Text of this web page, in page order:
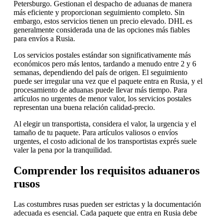
Petersburgo. Gestionan el despacho de aduanas de manera
más eficiente y proporcionan seguimiento completo. Sin
embargo, estos servicios tienen un precio elevado. DHL es
generalmente considerada una de las opciones más fiables
para envíos a Rusia.
Los servicios postales estándar son significativamente más
económicos pero más lentos, tardando a menudo entre 2 y 6
semanas, dependiendo del país de origen. El seguimiento
puede ser irregular una vez que el paquete entra en Rusia, y el
procesamiento de aduanas puede llevar más tiempo. Para
artículos no urgentes de menor valor, los servicios postales
representan una buena relación calidad-precio.
Al elegir un transportista, considera el valor, la urgencia y el
tamaño de tu paquete. Para artículos valiosos o envíos
urgentes, el costo adicional de los transportistas exprés suele
valer la pena por la tranquilidad.
Comprender los requisitos aduaneros
rusos
Las costumbres rusas pueden ser estrictas y la documentación
adecuada es esencial. Cada paquete que entra en Rusia debe